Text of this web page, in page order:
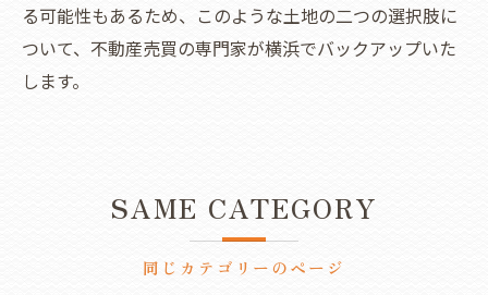
る可能性もあるため、このような土地の二つの選択肢に
ついて、不動産売買の専門家が横浜でバックアップいた
します。
同じカテゴリーのページ
SAME CATEGORY